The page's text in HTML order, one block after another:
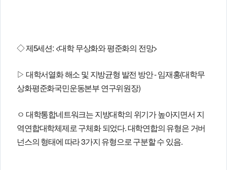
◇ 제5세션: <대학 무상화와 평준화의 전망>
▷ 대학서열화 해소 및 지방균형 발전 방안 - 임재홍(대학무
상화평준화국민운동본부 연구위원장)
ㅇ 대학통합네트워크는 지방대학의 위기가 높아지면서 지
역연합대학체제로 구체화 되었다. 대학연합의 유형은 거버
넌스의 형태에 따라 3가지 유형으로 구분할 수 있음.